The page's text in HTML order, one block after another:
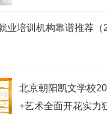
业培训机构靠谱推荐（
北京朝阳凯文学校
+艺术全面开花实力